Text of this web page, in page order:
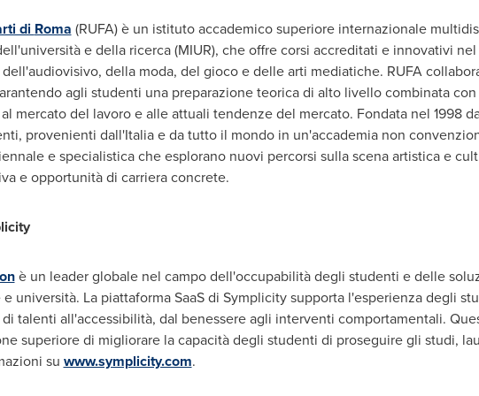
di Roma (RUFA) è un istituto accademico superiore internazionale
e della ricerca (MIUR), che offre corsi accreditati e innovativi
della moda, del gioco e delle arti mediatiche. RUFA
agli studenti una preparazione teorica di alto livello combinata
mercato del lavoro e alle attuali tendenze del mercato. Fondata nel 1998
provenienti dall'Italia e da tutto il mondo in un'accademia non
e specialistica che esplorano nuovi percorsi sulla scena artistica e
e opportunità di carriera concrete.
è un leader globale nel campo dell'occupabilità degli studenti e delle
università. La piattaforma SaaS di Symplicity supporta l'esperienza degli
talenti all'accessibilità, dal benessere agli interventi comportamentali.
superiore di migliorare la capacità degli studenti di proseguire gli studi,
su www.symplicity.com.